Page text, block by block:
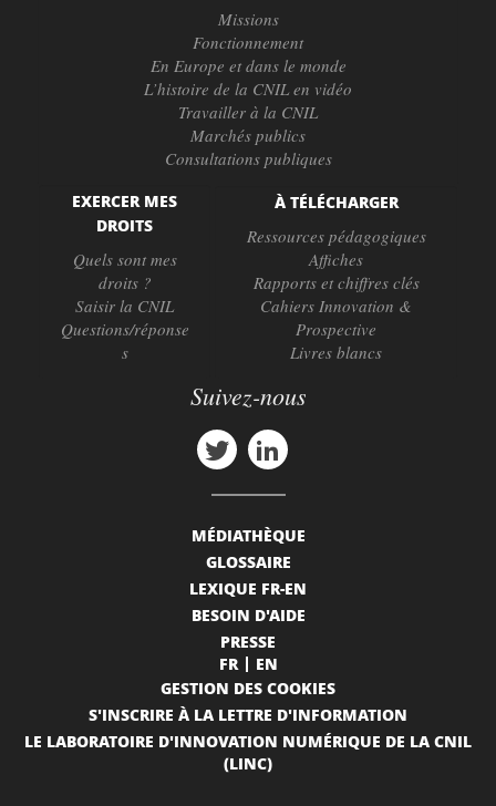
Missions
Fonctionnement
En Europe et dans le monde
L’histoire de la CNIL en vidéo
Travailler à la CNIL
Marchés publics
Consultations publiques
EXERCER MES
DROITS
Quels sont mes
droits ?
Saisir la CNIL
Questions/réponse
s
À TÉLÉCHARGER
Ressources pédagogiques
Affiches
Rapports et chiffres clés
Cahiers Innovation &
Prospective
Livres blancs
Suivez-nous
MÉDIATHÈQUE
GLOSSAIRE
LEXIQUE FR-EN
BESOIN D'AIDE
PRESSE
FR
EN
GESTION DES COOKIES
S'INSCRIRE À LA LETTRE D'INFORMATION
LE LABORATOIRE D'INNOVATION NUMÉRIQUE DE LA CNIL
(LINC)